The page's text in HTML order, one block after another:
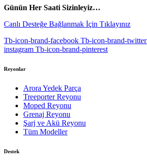
Günün Her Saati Sizinleyiz…
Canlı Desteğe Bağlanmak İçin Tıklayınız
Tb-icon-brand-facebook Tb-icon-brand-twitter
instagram Tb-icon-brand-pinterest
Reyonlar
Arora Yedek Parça
Treeporter Reyonu
Moped Reyonu
Grenaj Reyonu
Şarj ve Akü Reyonu
Tüm Modeller
Destek